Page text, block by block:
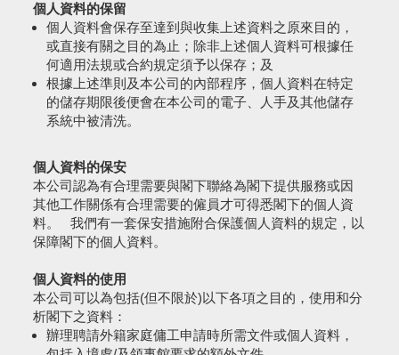
個人資料的保留
個人資料會保存至達到與收集上述資料之原來目的，
或直接有關之目的為止；除非上述個人資料可根據任
何適用法規或合約規定須予以保存；及
根據上述準則及本公司的內部程序，個人資料在特定
的儲存期限後便會在本公司的電子、人手及其他儲存
系統中被清洗。
個人資料的保安
本公司認為有合理需要與閣下聯絡為閣下提供服務或因
其他工作關係有合理需要的僱員才可得悉閣下的個人資
料。 我們有一套保安措施附合保護個人資料的規定，以
保障閣下的個人資料。
個人資料的使用
本公司可以為包括(但不限於)以下各項之目的，使用和分
析閣下之資料：
辦理聘請外籍家庭傭工申請時所需文件或個人資料，